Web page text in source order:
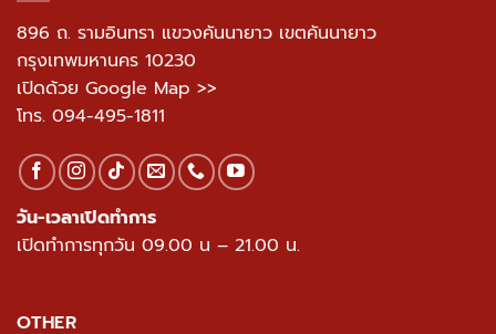
896 ถ. รามอินทรา แขวงคันนายาว เขตคันนายาว
กรุงเทพมหานคร 10230
เปิดด้วย Google Map >>
โทร. 094-495-1811
วัน-เวลาเปิดทำการ
เปิดทำการทุกวัน 09.00 น – 21.00 น.
OTHER